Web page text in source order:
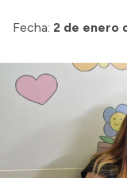
Fecha: 2 de enero